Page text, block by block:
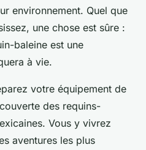
environnement. Quel que
une chose est sûre :
baleine est une
à vie.
votre équipement de
des requins-
Vous y vivrez
aventures les plus